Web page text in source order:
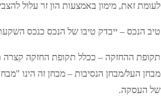
לעומת זאת, מימון באמצעות הון זר עלול
טיב הנכס – ייבדק טיבו של הנכס כנכס
תקופת ההחזקה – ככלל תקופת החזקה קצרה
מבחן העל/מבחן הנסיבות – מבחן זה הינו
של העסקה.